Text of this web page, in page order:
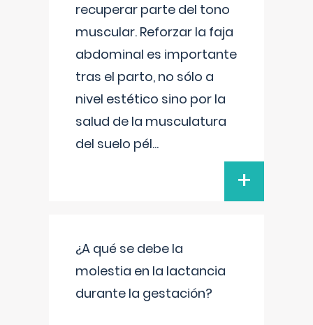
recuperar parte del tono
muscular. Reforzar la faja
abdominal es importante
tras el parto, no sólo a
nivel estético sino por la
salud de la musculatura
del suelo pél...
+
¿A qué se debe la
molestia en la lactancia
durante la gestación?